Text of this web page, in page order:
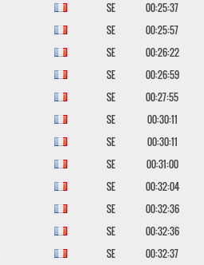
SE
00:25:37
SE
00:25:57
SE
00:26:22
SE
00:26:59
SE
00:27:55
SE
00:30:11
SE
00:30:11
SE
00:31:00
SE
00:32:04
SE
00:32:36
SE
00:32:36
SE 00:32:37